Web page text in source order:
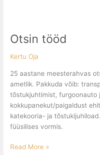
Otsin tööd
Kertu Oja
25 aastane meesterahvas
ametlik. Pakkuda võib:
tõstukjuhtimist, furgoonauto
kokkupanekut/paigaldust
katekooria- ja
füüsilises vormis.
Read More »